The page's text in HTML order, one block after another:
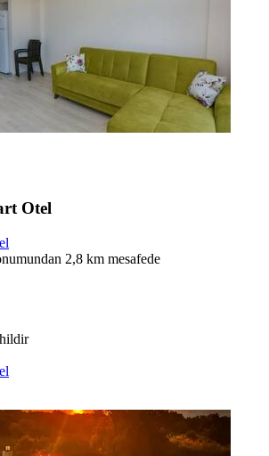
Otel
2,8 km mesafede